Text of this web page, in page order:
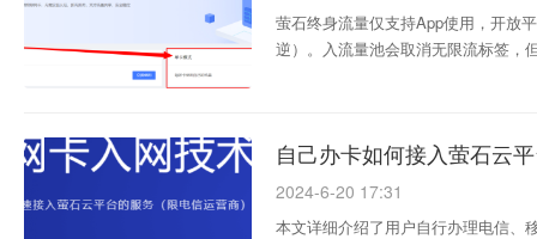
萤石终身流量仅支持App使用，开放
逆）。入流量池会取消无限流标签，
自己办卡如何接入萤石云
2024-6-20 17:31
本文详细介绍了用户自行办理电信、